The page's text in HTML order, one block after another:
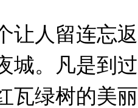
人留连忘返
城。凡是到
瓦绿树的美